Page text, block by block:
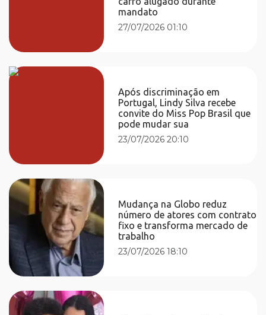
mandato
27/07/2026 01:10
Após discriminação em
Portugal, Lindy Silva recebe
convite do Miss Pop Brasil que
pode mudar sua
23/07/2026 20:10
Mudança na Globo reduz
número de atores com contrato
fixo e transforma mercado de
trabalho
23/07/2026 18:10